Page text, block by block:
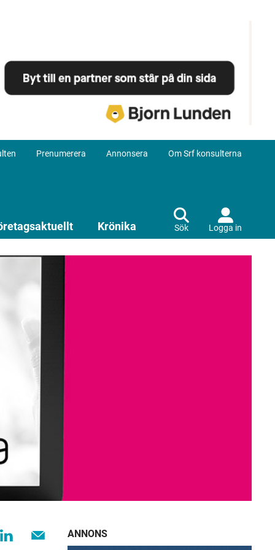
Prenumerera Annonsera Om Srf konsulterna
Krönika Sök Logga in
ANNONS